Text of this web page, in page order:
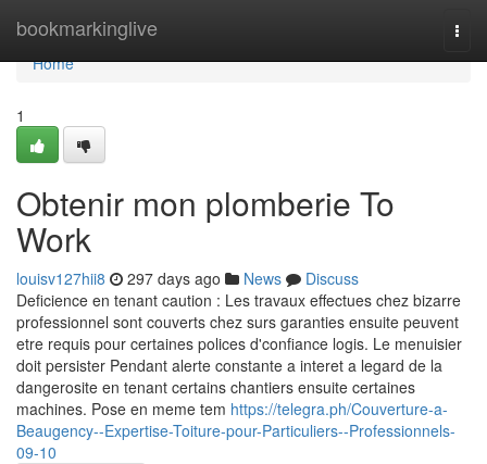
bookmarkinglive
Home
Home
1
Obtenir mon plomberie To
Work
louisv127hii8 297 days ago News
Discuss
Deficience en tenant caution : Les travaux effectues chez bizarre
professionnel sont couverts chez surs garanties ensuite peuvent
etre requis pour certaines polices d'confiance logis. Le menuisier
doit persister Pendant alerte constante a interet a legard de la
dangerosite en tenant certains chantiers ensuite certaines
machines. Pose en meme tem https://telegra.ph/Couverture-a-
Beaugency--Expertise-Toiture-pour-Particuliers--Professionnels-
09-10